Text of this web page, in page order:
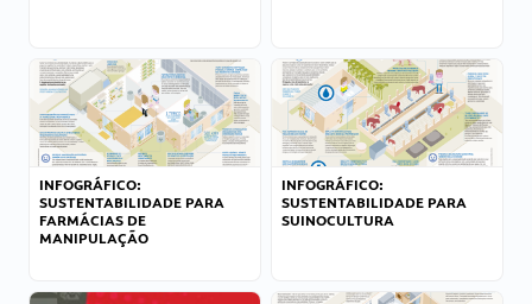
INFOGRÁFICO:
SUSTENTABILIDADE PARA
FARMÁCIAS DE
MANIPULAÇÃO
INFOGRÁFICO:
SUSTENTABILIDADE PARA
SUINOCULTURA